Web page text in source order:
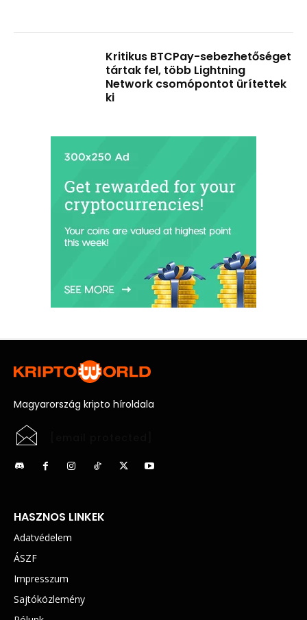
Kritikus BTCPay-sebezhetőséget
tártak fel, több Lightning
Network csomópontot ürítettek
ki
Magyarország kripto híroldala
HASZNOS LINKEK
Adatvédelem
ÁSZF
Impresszum
Sajtóközlemény